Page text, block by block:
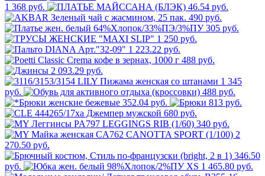
1 368 руб.
46.54 руб.
490 руб.
305 руб.
1 250 руб.
1 223.22 руб.
488 руб.
2 093.29 руб.
1 345
руб.
488 руб.
352.04 руб.
813 руб.
680 руб.
340 руб.
2
270.50 руб.
346.50
руб.
1 465.80 руб.